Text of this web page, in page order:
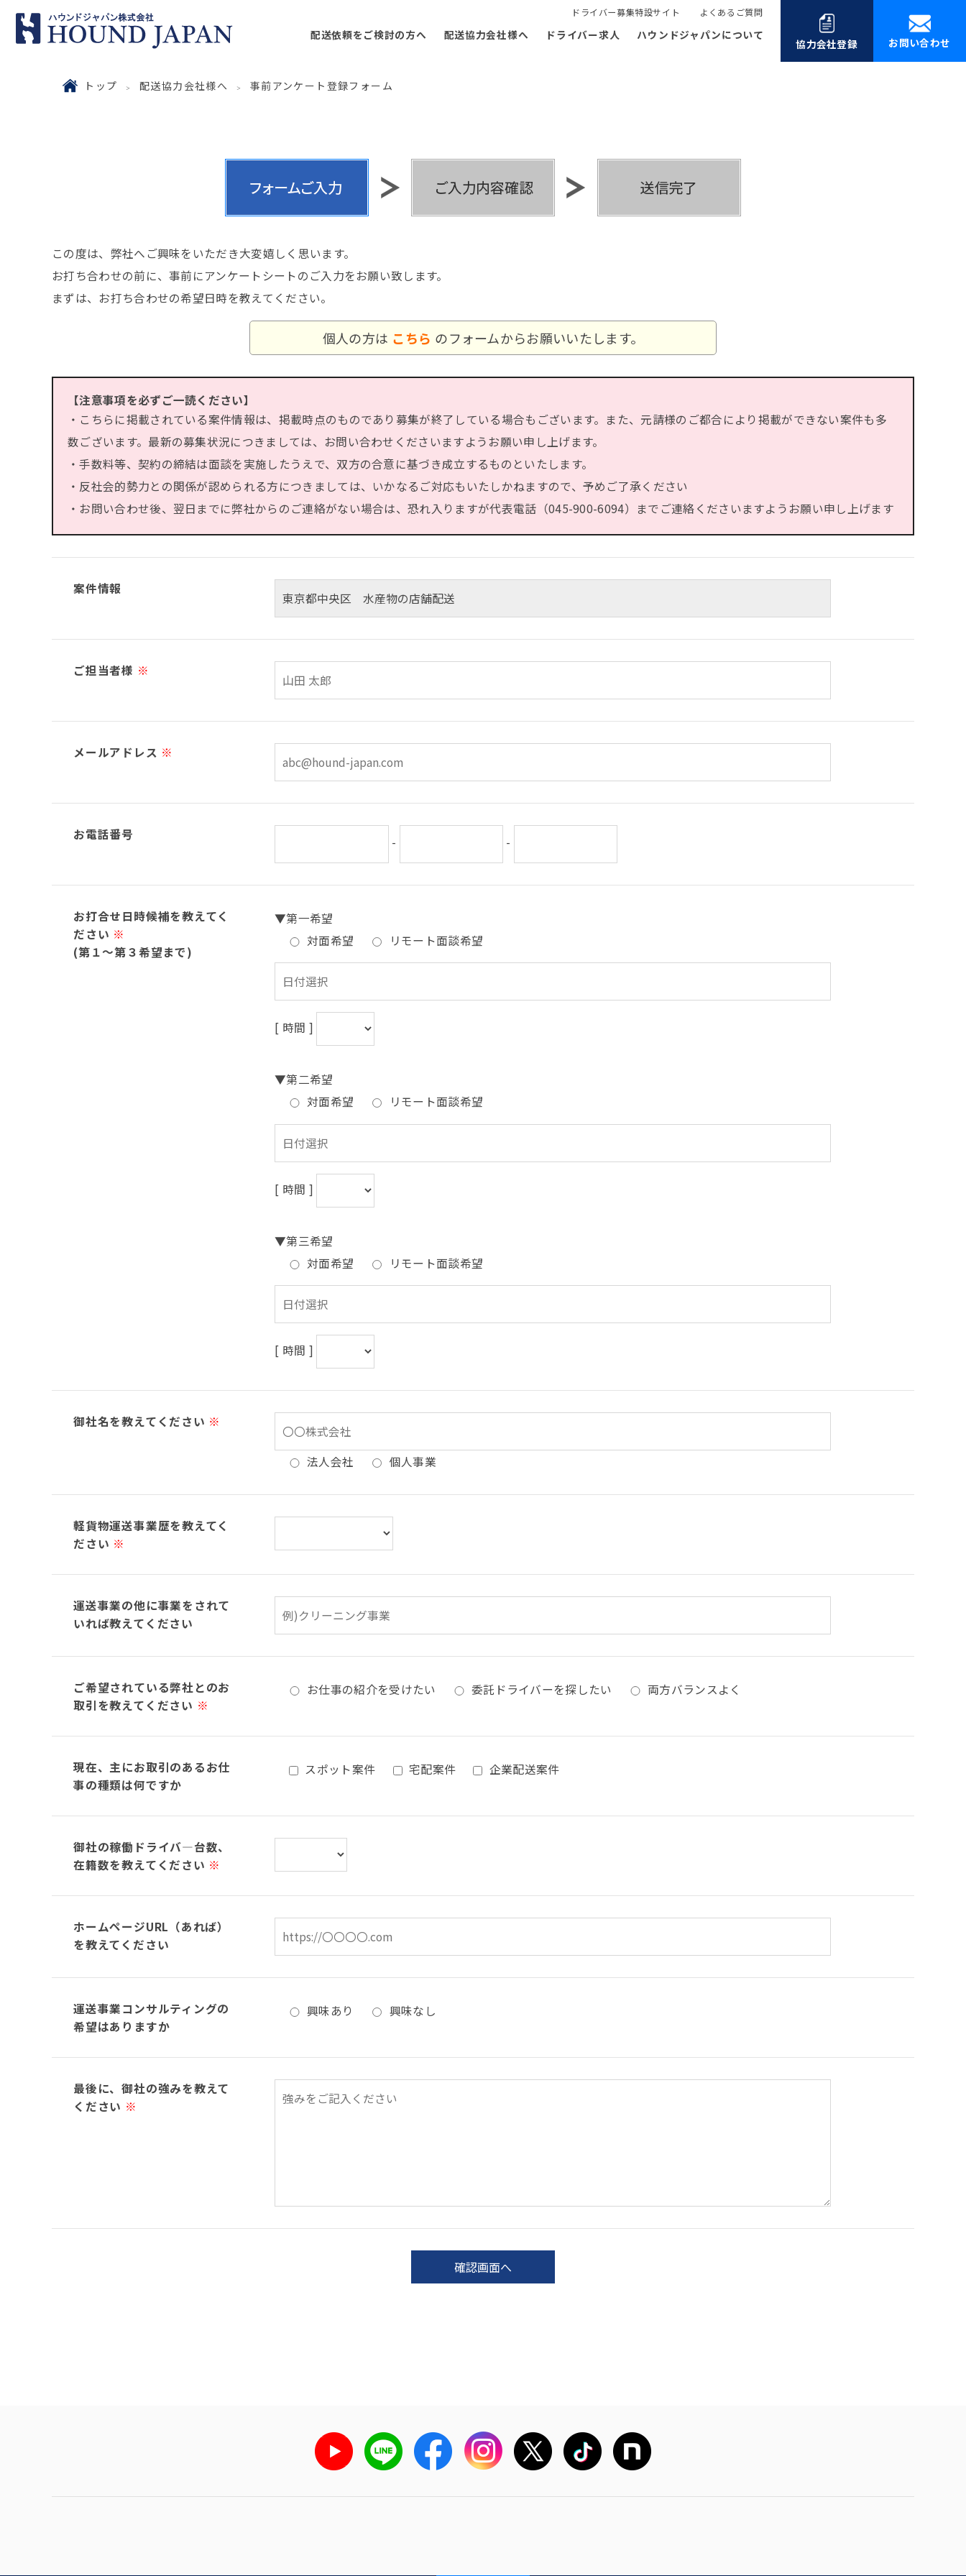
ドライバー募集特設サイト よくあるご質問
配送依頼をご検討の方へ 配送協力会社様へ ドライバー求人 ハウンドジャパンについて
協力会社登録 お問い合わせ
トップ 配送協力会社様へ 事前アンケート登録フォーム
この度は、弊社へご興味をいただき大変嬉しく思います。
お打ち合わせの前に、事前にアンケートシートのご入力をお願い致します。
まずは、お打ち合わせの希望日時を教えてください。
個人の方は こちら のフォームからお願いいたします。
【注意事項を必ずご一読ください】
・こちらに掲載されている案件情報は、掲載時点のものであり募集が終了している場合もございます。また、元請様のご都合により掲載ができない案件も多
数ございます。最新の募集状況につきましては、お問い合わせくださいますようお願い申し上げます。
・手数料等、契約の締結は面談を実施したうえで、双方の合意に基づき成立するものといたします。
・反社会的勢力との関係が認められる方につきましては、いかなるご対応もいたしかねますので、予めご了承ください
・お問い合わせ後、翌日までに弊社からのご連絡がない場合は、恐れ入りますが代表電話（045-900-6094）までご連絡くださいますようお願い申し上げます
案件情報
ご担当者様 ※
メールアドレス ※
お電話番号
- -
お打合せ日時候補を教えてく
ださい ※
(第１～第３希望まで)
▼第一希望
対面希望
リモート面談希望
[ 時間 ]
▼第二希望
対面希望
リモート面談希望
[ 時間 ]
▼第三希望
対面希望
リモート面談希望
[ 時間 ]
御社名を教えてください ※
法人会社 個人事業
軽貨物運送事業歴を教えてく
ださい ※
運送事業の他に事業をされて
いれば教えてください
ご希望されている弊社とのお
取引を教えてください ※
お仕事の紹介を受けたい 委託ドライバーを探したい 両方バランスよく
現在、主にお取引のあるお仕
事の種類は何ですか
スポット案件 宅配案件 企業配送案件
御社の稼働ドライバ―台数、
在籍数を教えてください ※
ホームページURL（あれば）
を教えてください
運送事業コンサルティングの
希望はありますか
興味あり 興味なし
最後に、御社の強みを教えて
ください ※